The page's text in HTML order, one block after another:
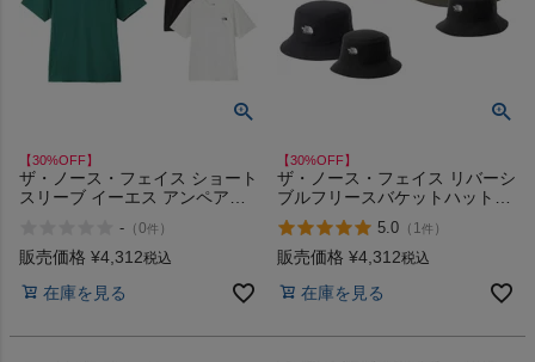
【30%OFF】
ザ・ノース・フェイス ショート
スリーブ イーエス アンペアク
袖シャツ クルーネック 抗菌 防
臭 THE NORTH FACE Short
トレット セール
- （0件 ）
販売価格 ¥4,312税込
在庫を見る
【30%OFF】
ザ・ノース・フェイス リバーシ
ブルフリースバケットハット
THE NORTH FACE アウトレッ
ト セール
5.0 （ 1件 ）
販売価格 ¥4,312税込
在庫を見る